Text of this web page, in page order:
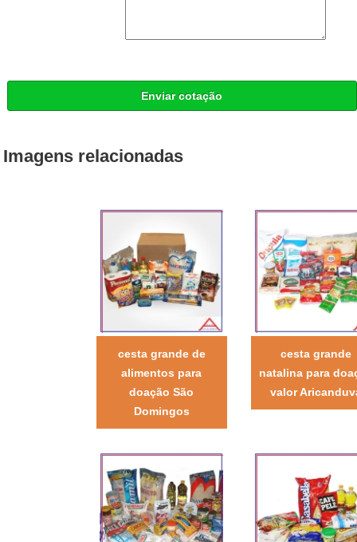
Enviar cotação
Imagens relacionadas
cesta grande de
alimentos para
doação São
Domingos
cesta grande
natalina para
valor